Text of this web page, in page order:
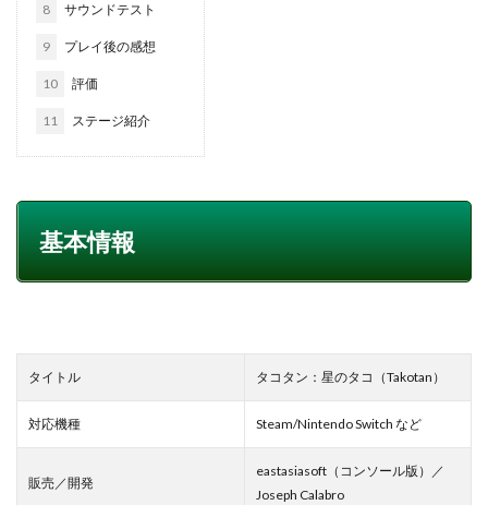
8 サウンドテスト
9 プレイ後の感想
10 評価
11 ステージ紹介
基本情報
タイトル タコタン：星のタコ（Takotan）
対応機種 Steam/Nintendo Switch など
販売／開発
eastasiasoft（コンソール版）／
Joseph Calabro